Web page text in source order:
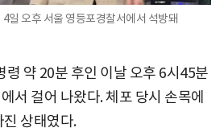
일 오후 서울 영등포경찰서에서 석방돼
령 약 20분 후인 이날 오후 6시45분
서 걸어 나왔다. 체포 당시 손목에
상태였다.